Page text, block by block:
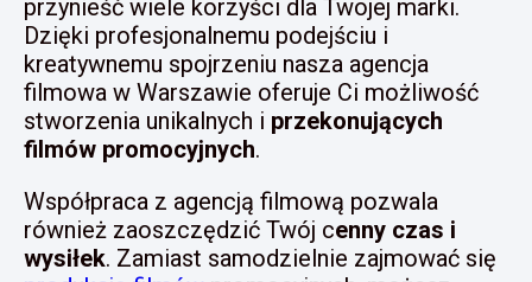
przynieść wiele korzyści dla Twojej marki.
Dzięki profesjonalnemu podejściu i
kreatywnemu spojrzeniu nasza agencja
filmowa w Warszawie oferuje Ci możliwość
stworzenia unikalnych i przekonujących
filmów promocyjnych.
Współpraca z agencją filmową pozwala
również zaoszczędzić Twój cenny czas i
wysiłek. Zamiast samodzielnie zajmować się